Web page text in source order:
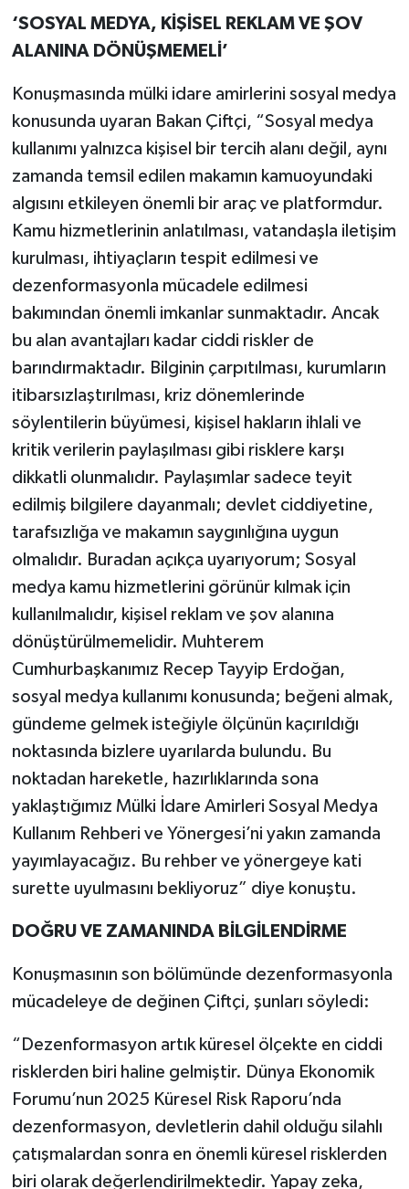
‘SOSYAL MEDYA, KİŞİSEL REKLAM VE ŞOV
ALANINA DÖNÜŞMEMELİ’
Konuşmasında mülki idare amirlerini sosyal medya
konusunda uyaran Bakan Çiftçi, “Sosyal medya
kullanımı yalnızca kişisel bir tercih alanı değil, aynı
zamanda temsil edilen makamın kamuoyundaki
algısını etkileyen önemli bir araç ve platformdur.
Kamu hizmetlerinin anlatılması, vatandaşla iletişim
kurulması, ihtiyaçların tespit edilmesi ve
dezenformasyonla mücadele edilmesi
bakımından önemli imkanlar sunmaktadır. Ancak
bu alan avantajları kadar ciddi riskler de
barındırmaktadır. Bilginin çarpıtılması, kurumların
itibarsızlaştırılması, kriz dönemlerinde
söylentilerin büyümesi, kişisel hakların ihlali ve
kritik verilerin paylaşılması gibi risklere karşı
dikkatli olunmalıdır. Paylaşımlar sadece teyit
edilmiş bilgilere dayanmalı; devlet ciddiyetine,
tarafsızlığa ve makamın saygınlığına uygun
olmalıdır. Buradan açıkça uyarıyorum; Sosyal
medya kamu hizmetlerini görünür kılmak için
kullanılmalıdır, kişisel reklam ve şov alanına
dönüştürülmemelidir. Muhterem
Cumhurbaşkanımız Recep Tayyip Erdoğan,
sosyal medya kullanımı konusunda; beğeni almak,
gündeme gelmek isteğiyle ölçünün kaçırıldığı
noktasında bizlere uyarılarda bulundu. Bu
noktadan hareketle, hazırlıklarında sona
yaklaştığımız Mülki İdare Amirleri Sosyal Medya
Kullanım Rehberi ve Yönergesi’ni yakın zamanda
yayımlayacağız. Bu rehber ve yönergeye kati
surette uyulmasını bekliyoruz” diye konuştu.
DOĞRU VE ZAMANINDA BİLGİLENDİRME
Konuşmasının son bölümünde dezenformasyonla
mücadeleye de değinen Çiftçi, şunları söyledi:
“Dezenformasyon artık küresel ölçekte en ciddi
risklerden biri haline gelmiştir. Dünya Ekonomik
Forumu’nun 2025 Küresel Risk Raporu’nda
dezenformasyon, devletlerin dahil olduğu silahlı
çatışmalardan sonra en önemli küresel risklerden
biri olarak değerlendirilmektedir. Yapay zeka,